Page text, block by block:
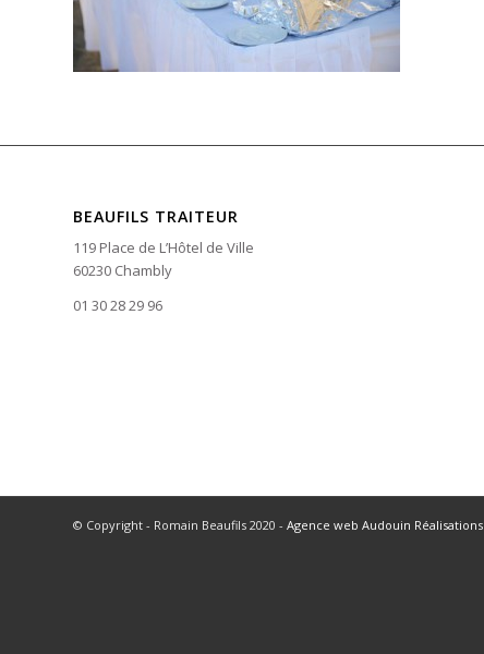
BEAUFILS TRAITEUR
119 Place de L’Hôtel de Ville
60230 Chambly
01 30 28 29 96
© Copyright - Romain Beaufils 2020 - Agence web Audouin Réalisations